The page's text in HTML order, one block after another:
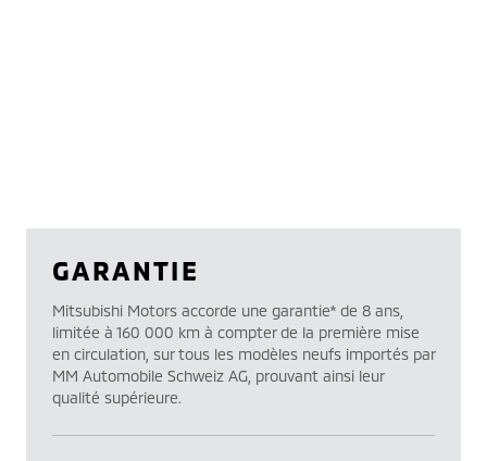
GARANTIE
Mitsubishi Motors accorde une garantie* de 8 ans,
limitée à 160 000 km à compter de la première mise
en circulation, sur tous les modèles neufs importés par
MM Automobile Schweiz AG, prouvant ainsi leur
qualité supérieure.